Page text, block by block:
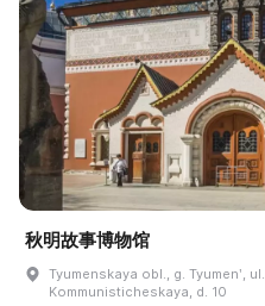
秋明故事博物馆
Tyumenskaya obl., g. Tyumenʹ, ul.
Kommunisticheskaya, d. 10